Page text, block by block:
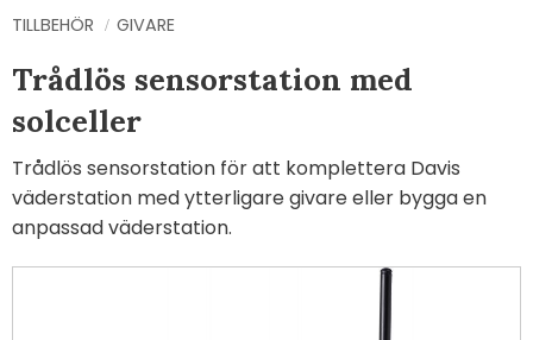
TILLBEHÖR GIVARE
Trådlös sensorstation med
solceller
Trådlös sensorstation för att komplettera Davis
väderstation med ytterligare givare eller bygga en
anpassad väderstation.